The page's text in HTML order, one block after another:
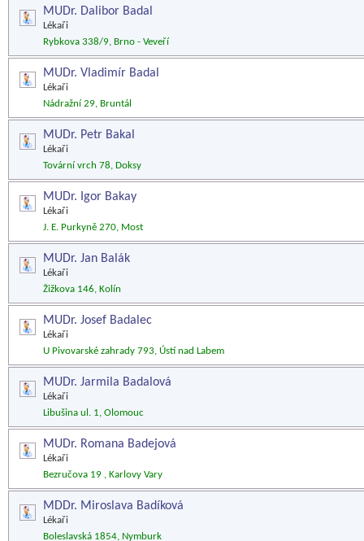
MUDr. Dalibor Badal
Lékaři
Rybkova 338/9, Brno - Veveří
MUDr. Vladimír Badal
Lékaři
Nádražní 29, Bruntál
MUDr. Petr Bakal
Lékaři
Tovární vrch 78, Doksy
MUDr. Igor Bakay
Lékaři
J. E. Purkyně 270, Most
MUDr. Jan Balák
Lékaři
Žižkova 146, Kolín
MUDr. Josef Badalec
Lékaři
U Pivovarské zahrady 793, Ústí nad Labem
MUDr. Jarmila Badalová
Lékaři
Libušina ul. 1, Olomouc
MUDr. Romana Badejová
Lékaři
Bezručova 19 , Karlovy Vary
MDDr. Miroslava Badíková
Lékaři
Boleslavská 1854, Nymburk